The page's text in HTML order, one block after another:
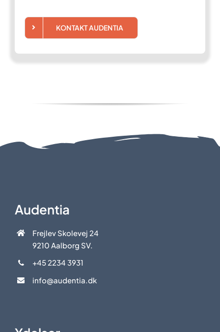
KONTAKT AUDENTIA
Audentia
Frejlev Skolevej 24
9210 Aalborg SV.
+45 2234 3931
info@audentia.dk